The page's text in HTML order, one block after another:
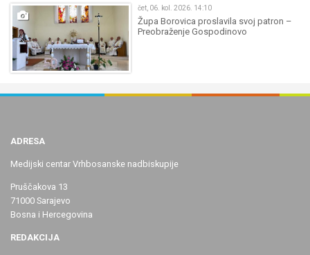
čet, 06. kol. 2026. 14:10
Župa Borovica proslavila svoj patron –
Preobraženje Gospodinovo
ADRESA
Medijski centar Vrhbosanske nadbiskupije
Pruščakova 13
71000 Sarajevo
Bosna i Hercegovina
REDAKCIJA